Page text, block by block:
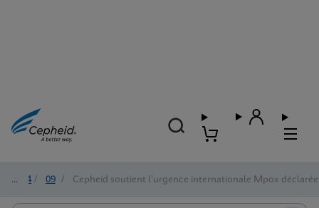
2024 / 09 / Cepheid soutient l’urgence internationale Mpox